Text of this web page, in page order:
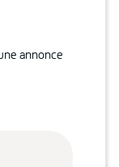
annonce